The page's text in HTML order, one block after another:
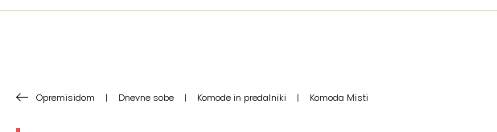
Opremisidom | Dnevne sobe | Komode in predalniki | Komoda Misti